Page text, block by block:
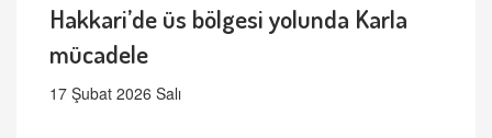
Hakkari’de üs bölgesi yolunda Karla
mücadele
17 Şubat 2026 Salı